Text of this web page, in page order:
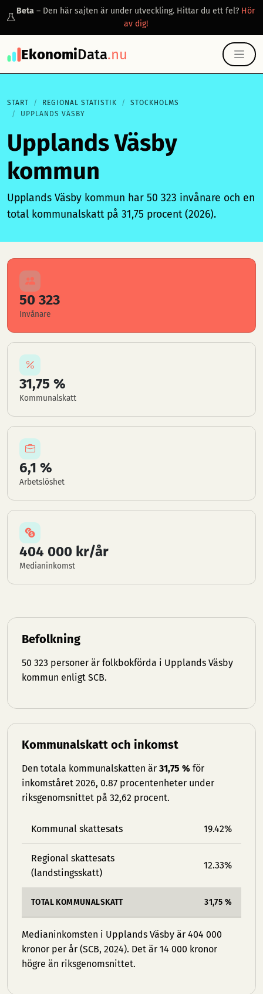
Beta – Den här sajten är under utveckling. Hittar du ett fel? Hör
av dig!
EkonomiData.nu
START REGIONAL STATISTIK
STOCKHOLMS
UPPLANDS VÄSBY
Upplands Väsby
kommun
Upplands Väsby kommun har 50 323 invånare och en
total kommunalskatt på 31,75 procent (2026).
50 323
Invånare
31,75 %
Kommunalskatt
6,1 %
Arbetslöshet
404 000 kr/år
Medianinkomst
Befolkning
50 323 personer är folkbokförda i Upplands Väsby
kommun enligt SCB.
Kommunalskatt och inkomst
Den totala kommunalskatten är 31,75 % för
inkomståret 2026, 0.87 procentenheter under
riksgenomsnittet på 32,62 procent.
Kommunal skattesats 19.42%
Regional skattesats
(landstingsskatt)
12.33%
TOTAL KOMMUNALSKATT 31,75 %
Medianinkomsten i Upplands Väsby är 404 000
kronor per år (SCB, 2024). Det är 14 000 kronor
högre än riksgenomsnittet.